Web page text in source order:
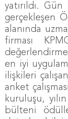
yatırıldı.
gerçekleşen
alanında
firması
en iyi
ilişkileri
anket
kuruluşu,
bülteni